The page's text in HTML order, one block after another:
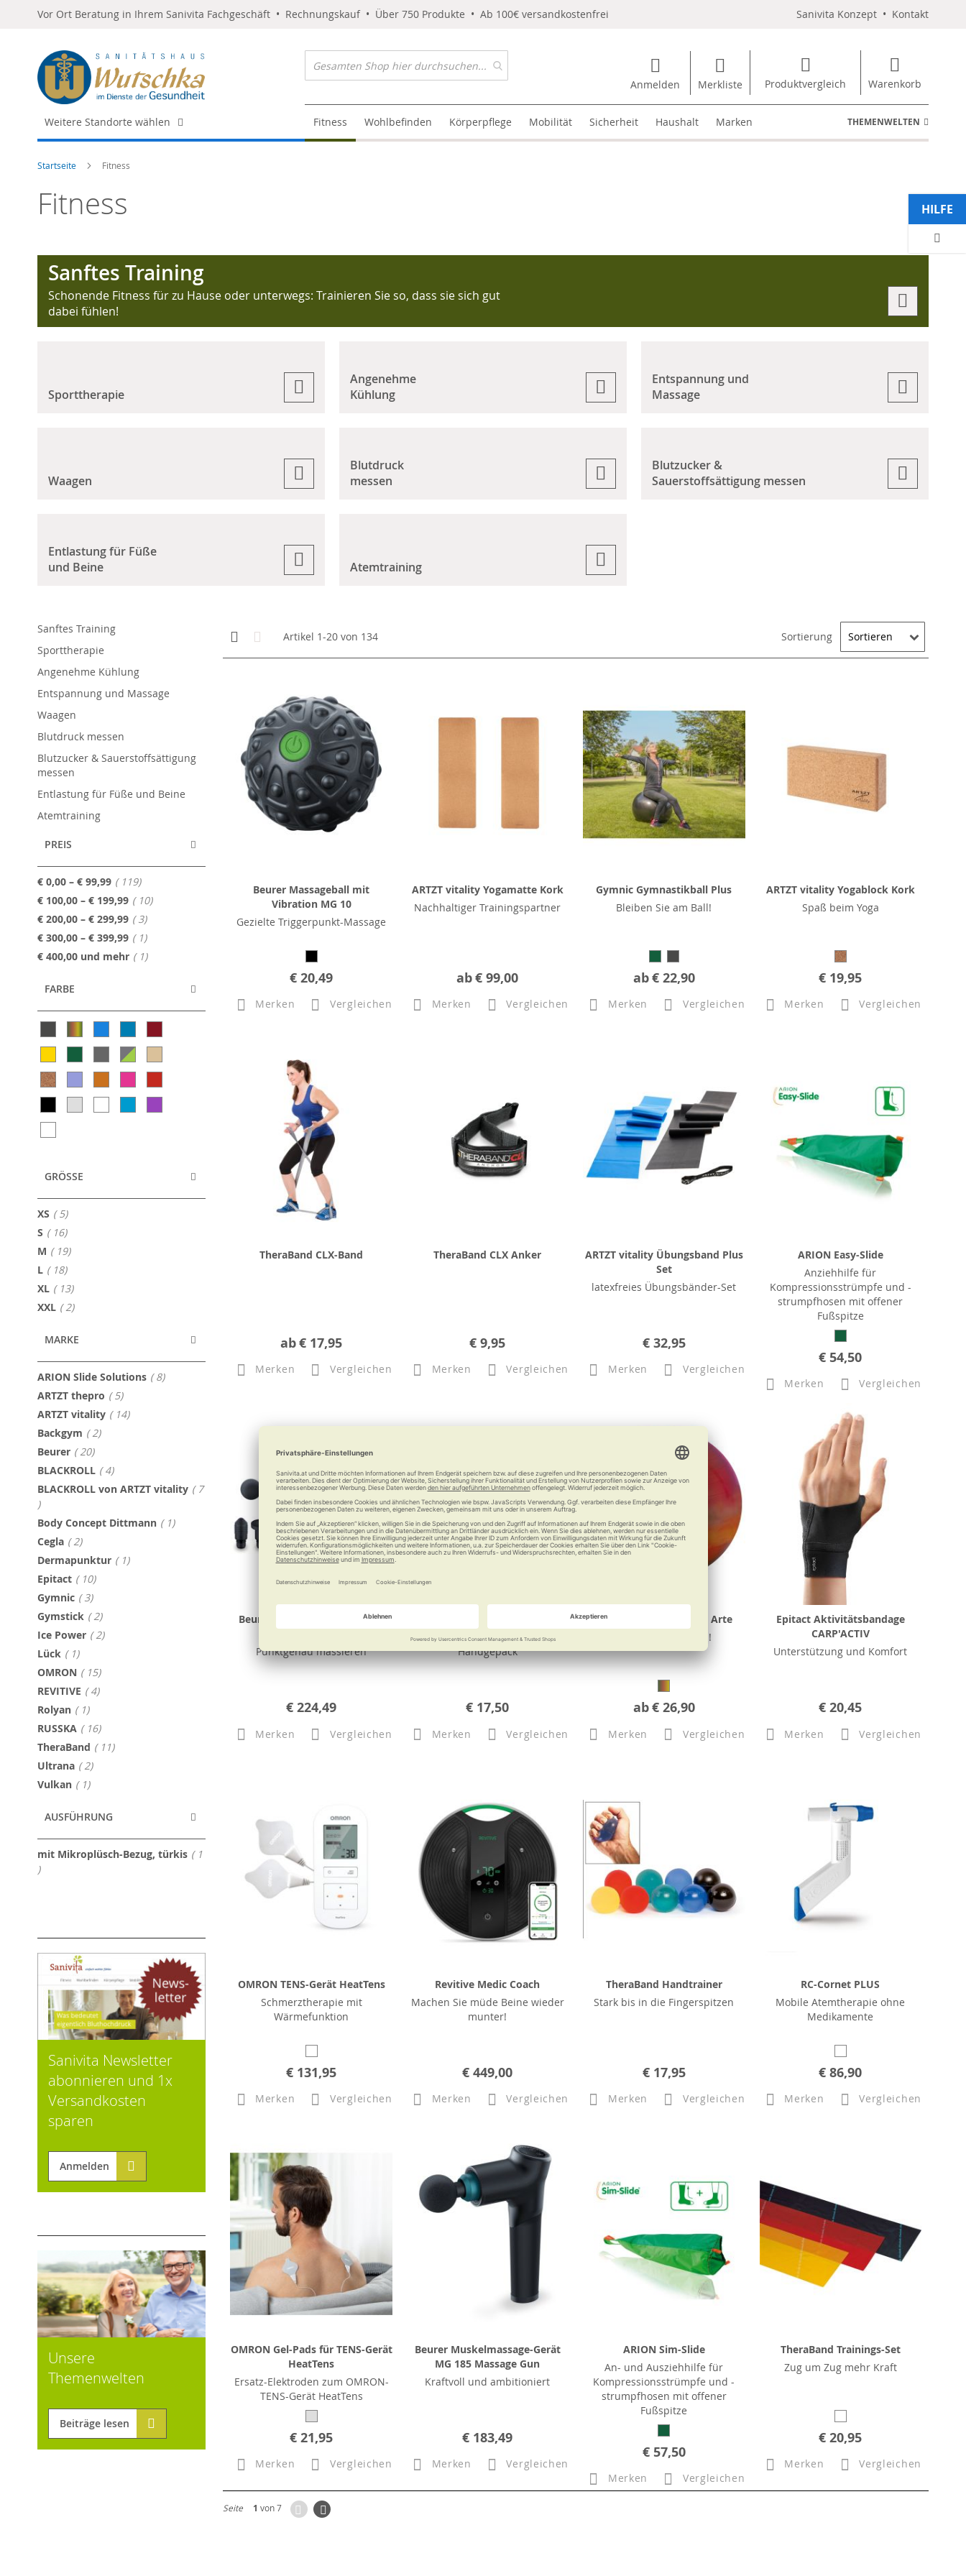
Vor Ort Beratung in Ihrem Sanivita Fachgeschäft • Rechnungskauf • Über 750 Produkte • Ab 100€ versandkostenfrei Sanivita Konzept • Kontakt
Anmelden Merkliste Produktvergleich Warenkorb
Weitere Standorte wählen Fitness Wohlbefinden Körperpflege Mobilität Sicherheit Haushalt Marken THEMENWELTEN
Startseite Fitness
Fitness
Sanftes Training
Schonende Fitness für zu Hause oder unterwegs: Trainieren Sie so, dass sie sich gut
dabei fühlen!
Sporttherapie
Angenehme
Kühlung
Entspannung und
Massage
Waagen
Blutdruck
messen
Blutzucker &
Sauerstoffsättigung messen
Entlastung für Füße
und Beine
Atemtraining
Anzeigen
als
Kachelansicht
Artikel 1-20 von 134 Sortierung
Beurer Massageball mit
Vibration MG 10
Gezielte Triggerpunkt-Massage
€ 20,49
Merken Vergleichen
ARTZT vitality Yogamatte Kork
Nachhaltiger Trainingspartner
ab€ 99,00
Merken Vergleichen
Gymnic Gymnastikball Plus
Bleiben Sie am Ball!
ab€ 22,90
Merken Vergleichen
ARTZT vitality Yogablock Kork
Spaß beim Yoga
€ 19,95
Merken Vergleichen
TheraBand CLX-Band
ab€ 17,95
Merken Vergleichen
TheraBand CLX Anker
€ 9,95
Merken Vergleichen
ARTZT vitality Übungsband Plus
Set
latexfreies Übungsbänder-Set
€ 32,95
Merken Vergleichen
ARION Easy-Slide
Anziehhilfe für
Kompressionsstrümpfe und -
strumpfhosen mit offener
Fußspitze
€ 54,50
Merken Vergleichen
Beurer Muskelmassage-Gerät
Punktgenau massieren
€ 224,49
Merken Vergleichen
Fitness-Studio für Ihr
Handgepäck
€ 17,50
Merken Vergleichen
Gymnic Gymnastikball Arte
Bleiben Sie am Ball!
ab€ 26,90
Merken Vergleichen
Epitact Aktivitätsbandage
CARP'ACTIV
Unterstützung und Komfort
€ 20,45
Merken Vergleichen
OMRON TENS-Gerät HeatTens
Schmerztherapie mit
Wärmefunktion
€ 131,95
Merken Vergleichen
Revitive Medic Coach
Machen Sie müde Beine wieder
munter!
€ 449,00
Merken Vergleichen
TheraBand Handtrainer
Stark bis in die Fingerspitzen
€ 17,95
Merken Vergleichen
RC-Cornet PLUS
Mobile Atemtherapie ohne
Medikamente
€ 86,90
Merken Vergleichen
OMRON Gel-Pads für TENS-Gerät
HeatTens
Ersatz-Elektroden zum OMRON-
TENS-Gerät HeatTens
€ 21,95
Merken Vergleichen
Beurer Muskelmassage-Gerät
MG 185 Massage Gun
Kraftvoll und ambitioniert
€ 183,49
Merken Vergleichen
ARION Sim-Slide
An- und Ausziehhilfe für
Kompressionsstrümpfe und -
strumpfhosen mit offener
Fußspitze
€ 57,50
Merken Vergleichen
TheraBand Trainings-Set
Zug um Zug mehr Kraft
€ 20,95
Merken Vergleichen
Seite 1 von 7 ZurückSeite
Weiter
Sanftes Training
Sporttherapie
Angenehme Kühlung
Entspannung und Massage
Waagen
Blutdruck messen
Blutzucker & Sauerstoffsättigung
messen
Entlastung für Füße und Beine
Atemtraining
PREIS
€ 0,00 – € 99,99 119Artikel
€ 100,00 – € 199,99 10Artikel
€ 200,00 – € 299,99 3Artikel
€ 300,00 – € 399,99 1Artikel
€ 400,00 und mehr 1Artikel
FARBE
GRÖSSE
XS 5Artikel
S 16Artikel
M 19Artikel
L 18Artikel
XL 13Artikel
XXL 2Artikel
MARKE
ARION Slide Solutions 8Artikel
ARTZT thepro 5Artikel
ARTZT vitality 14Artikel
Backgym 2Artikel
Beurer 20Artikel
BLACKROLL 4Artikel
BLACKROLL von ARTZT vitality 7
Artikel
Body Concept Dittmann 1Artikel
Cegla 2Artikel
Dermapunktur 1Artikel
Epitact 10Artikel
Gymnic 3Artikel
Gymstick 2Artikel
Ice Power 2Artikel
Lück 1Artikel
OMRON 15Artikel
REVITIVE 4Artikel
Rolyan 1Artikel
RUSSKA 16Artikel
TheraBand 11Artikel
Ultrana 2Artikel
Vulkan 1Artikel
AUSFÜHRUNG
mit Mikroplüsch-Bezug, türkis 1
Artikel
Sanivita Newsletter
abonnieren und 1x
Versandkosten
sparen
Anmelden
Unsere
Themenwelten
Beiträge lesen
HILFE